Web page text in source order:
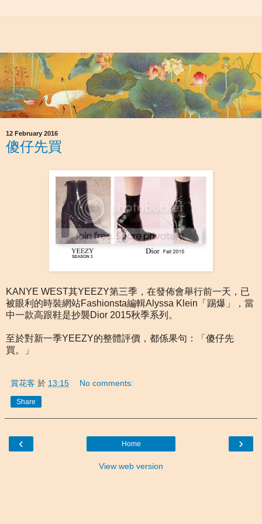
12 February 2016
傻仔先買
KANYE WEST其YEEZY第三季，在發佈會舉行前一天，已
被眼利的時裝網站Fashionsta編輯Alyssa Klein「踢爆」，當
中一款高跟鞋是抄襲Dior 2015秋季系列。
至於對新一季YEEZY的整體評價，都係果句：「傻仔先
買。」
賞花客 於 13:15 No comments:
Share
‹ ›
Home
View web version